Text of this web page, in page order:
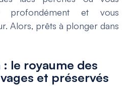
profondément et vous
Alors, prêts à plonger dans
le royaume des
et préservés